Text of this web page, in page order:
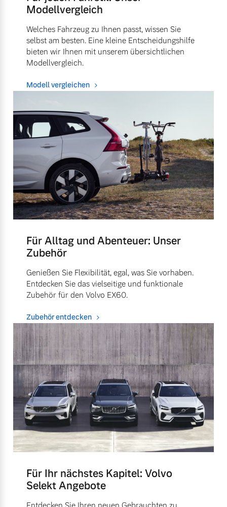
Modellvergleich
Welches Fahrzeug zu Ihnen passt, wissen Sie
selbst am besten. Eine kleine Entscheidungshilfe
bieten wir Ihnen mit unserem übersichtlichen
Modellvergleich.
Modell vergleichen
Für Alltag und Abenteuer: Unser
Zubehör
Genießen Sie Flexibilität, egal, was Sie vorhaben.
Entdecken Sie das vielseitige und funktionale
Zubehör für den Volvo EX60.
Zubehör entdecken
Für Ihr nächstes Kapitel: Volvo
Selekt Angebote
Entdecken Sie Ihren neuen Gebrauchten zu